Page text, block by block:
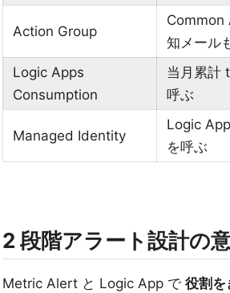
Action Group
Common
知メール
Logic Apps
Consumption
当月累計
呼ぶ
Managed Identity
Logic
を呼ぶ
2 段階アラート設計の
Metric Alert と Logic App で 役割を